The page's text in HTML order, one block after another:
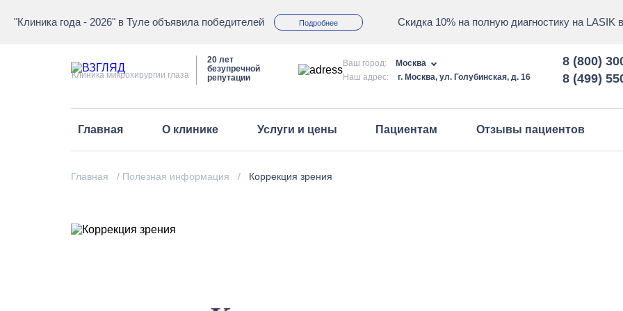
"Клиника года - 2026" в Туле объявила победителей Подробнее Скидка 10% на полную диагностику на LASIK
Клиника микрохирургии глаза
20 лет
безупречной
репутации
Ваш город:
Москва
Наш адрес:
г. Москва, ул. Голубинская, д. 16
8 (800)
8 (499)
Главная О клинике Услуги и цены Пациентам Отзывы пациентов
Главная / Полезная информация / Коррекция зрения